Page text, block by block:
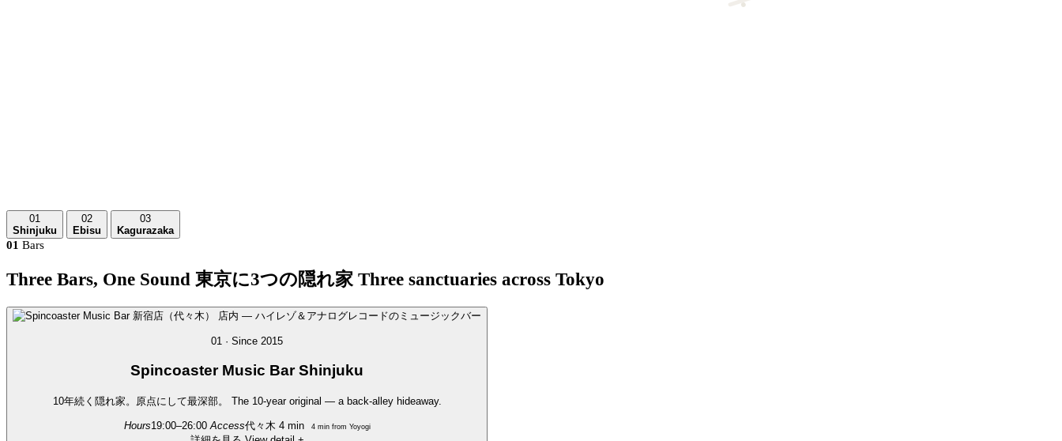
01
Shinjuku
02
Ebisu
03
Kagurazaka
01 Bars
Three Bars, One Sound 東京に3つの隠れ家 Three sanctuaries across Tokyo
01 · Since 2015
SpincoasterMusic Bar Shinjuku
10年続く隠れ家。原点にして最深部。 The 10-year original — a back-alley hideaway.
Hours19:00–26:00 Access代々木 4 min4 min from Yoyogi